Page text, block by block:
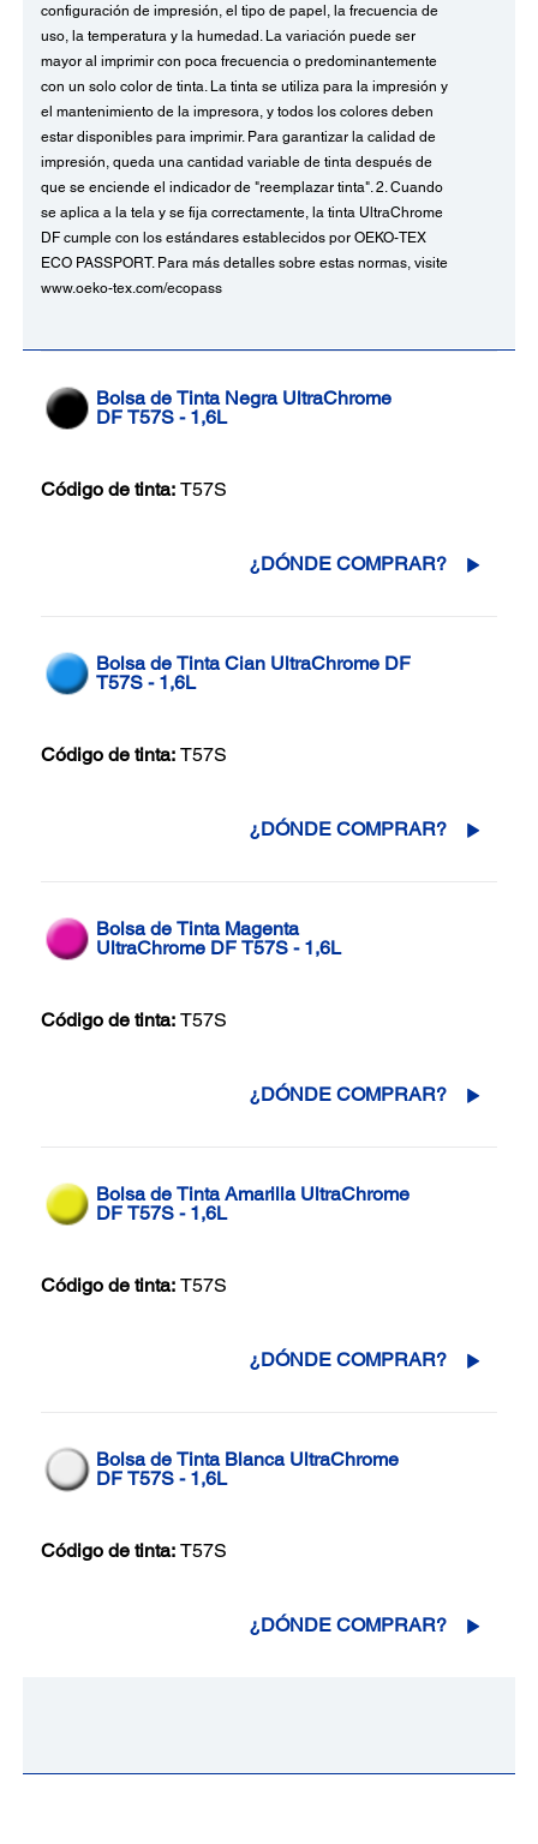
configuración de impresión, el tipo de papel, la frecuencia de
uso, la temperatura y la humedad. La variación puede ser
mayor al imprimir con poca frecuencia o predominantemente
con un solo color de tinta. La tinta se utiliza para la impresión y
el mantenimiento de la impresora, y todos los colores deben
estar disponibles para imprimir. Para garantizar la calidad de
impresión, queda una cantidad variable de tinta después de
que se enciende el indicador de "reemplazar tinta". 2. Cuando
se aplica a la tela y se fija correctamente, la tinta UltraChrome
DF cumple con los estándares establecidos por OEKO-TEX
ECO PASSPORT. Para más detalles sobre estas normas, visite
www.oeko-tex.com/ecopass
Bolsa de Tinta Negra UltraChrome
DF T57S - 1,6L
Código de tinta: T57S
¿DÓNDE COMPRAR?
Bolsa de Tinta Cian UltraChrome DF
T57S - 1,6L
Código de tinta: T57S
¿DÓNDE COMPRAR?
Bolsa de Tinta Magenta
UltraChrome DF T57S - 1,6L
Código de tinta: T57S
¿DÓNDE COMPRAR?
Bolsa de Tinta Amarilla UltraChrome
DF T57S - 1,6L
Código de tinta: T57S
¿DÓNDE COMPRAR?
Bolsa de Tinta Blanca UltraChrome
DF T57S - 1,6L
Código de tinta: T57S
¿DÓNDE COMPRAR?